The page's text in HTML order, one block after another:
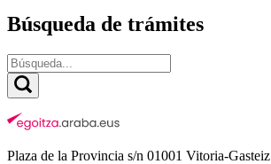
Búsqueda de trámites
Plaza de la Provincia s/n 01001 Vitoria-Gasteiz